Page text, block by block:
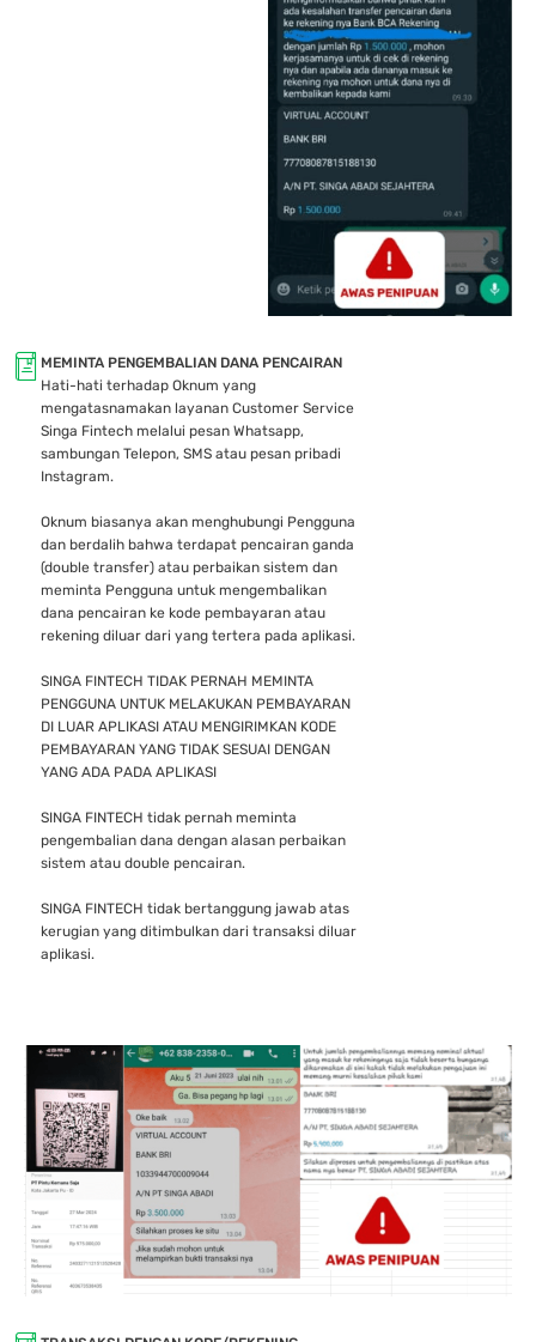
MEMINTA PENGEMBALIAN DANA PENCAIRAN
Hati-hati terhadap Oknum yang
mengatasnamakan layanan Customer Service
Singa Fintech melalui pesan Whatsapp,
sambungan Telepon, SMS atau pesan pribadi
Instagram.
Oknum biasanya akan menghubungi Pengguna
dan berdalih bahwa terdapat pencairan ganda
(double transfer) atau perbaikan sistem dan
meminta Pengguna untuk mengembalikan
dana pencairan ke kode pembayaran atau
rekening diluar dari yang tertera pada aplikasi.
SINGA FINTECH TIDAK PERNAH MEMINTA
PENGGUNA UNTUK MELAKUKAN PEMBAYARAN
DI LUAR APLIKASI ATAU MENGIRIMKAN KODE
PEMBAYARAN YANG TIDAK SESUAI DENGAN
YANG ADA PADA APLIKASI
SINGA FINTECH tidak pernah meminta
pengembalian dana dengan alasan perbaikan
sistem atau double pencairan.
SINGA FINTECH tidak bertanggung jawab atas
kerugian yang ditimbulkan dari transaksi diluar
aplikasi.